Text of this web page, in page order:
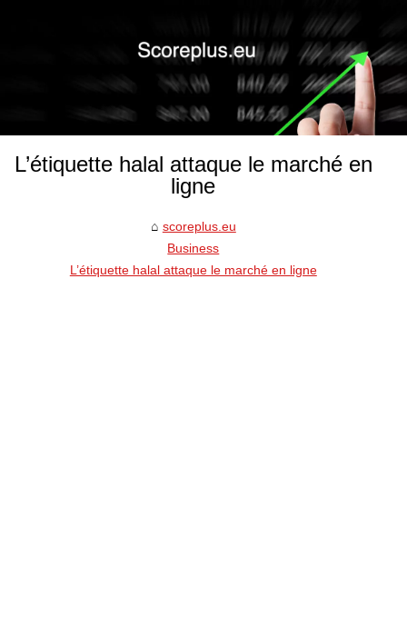
L’étiquette halal attaque le marché en
ligne
scoreplus.eu
Business
L’étiquette halal attaque le marché en ligne